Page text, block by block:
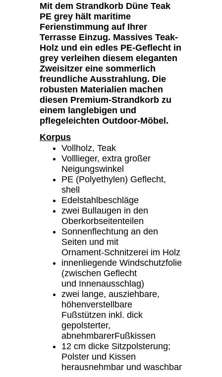
Mit dem Strandkorb Düne Teak
PE grey hält maritime
Ferienstimmung auf Ihrer
Terrasse Einzug. Massives Teak-
Holz und ein edles PE-Geflecht in
grey verleihen diesem eleganten
Zweisitzer eine sommerlich
freundliche Ausstrahlung. Die
robusten Materialien machen
diesen Premium-Strandkorb zu
einem langlebigen und
pflegeleichten Outdoor-Möbel.
Korpus
Vollholz, Teak
Volllieger, extra großer
Neigungswinkel
PE (Polyethylen) Geflecht,
shell
Edelstahlbeschläge
zwei Bullaugen in den
Oberkorbseitenteilen
Sonnenflechtung an den
Seiten und mit
Ornament-Schnitzerei im Holz
innenliegende Windschutzfolie
(zwischen Geflecht
und Innenausschlag)
zwei lange, ausziehbare,
höhenverstellbare
Fußstützen inkl. dick
gepolsterter,
abnehmbarerFußkissen
12 cm dicke Sitzpolsterung;
Polster und Kissen
herausnehmbar und waschbar